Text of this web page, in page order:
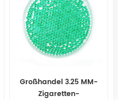
Großhandel 3.25 MM-
Zigaretten-